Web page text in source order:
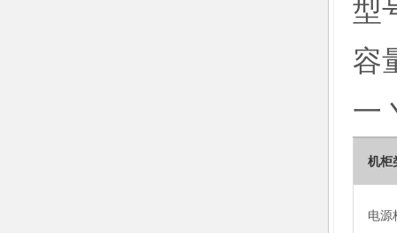
型
容
一
机柜
电源